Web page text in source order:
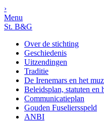
›
Menu
St. B&G
Over de stichting
Geschiedenis
Uitzendingen
Traditie
De Irenemars en het
Beleidsplan, statuten en
Communicatieplan
Gouden Fuseliersspeld
ANBI